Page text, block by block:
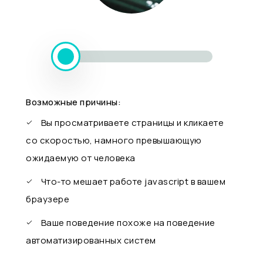
Возможные причины:
Вы просматриваете страницы и кликаете
со скоростью, намного превышающую
ожидаемую от человека
Что-то мешает работе javascript в вашем
браузере
Ваше поведение похоже на поведение
автоматизированных систем